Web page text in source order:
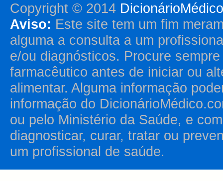
Copyright © 2014
Aviso: Este site tem um fim
alguma a consulta a um
e/ou diagnósticos. Procure
farmacêutico antes de iniciar ou
alimentar. Alguma informação
informação do
ou pelo Ministério da Saúde, e
diagnosticar, curar, tratar ou
um profissional de saúde.